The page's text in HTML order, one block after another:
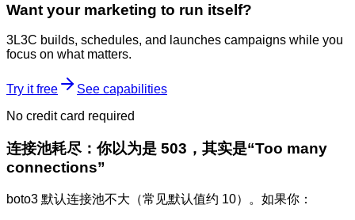
Want your marketing to run itself?
3L3C builds, schedules, and launches campaigns while you
focus on what matters.
Try it free
See capabilities
No credit card required
连接池耗尽：你以为是 503，其实是“Too many
connections”
boto3 默认连接池不大（常见默认值约 10）。如果你：